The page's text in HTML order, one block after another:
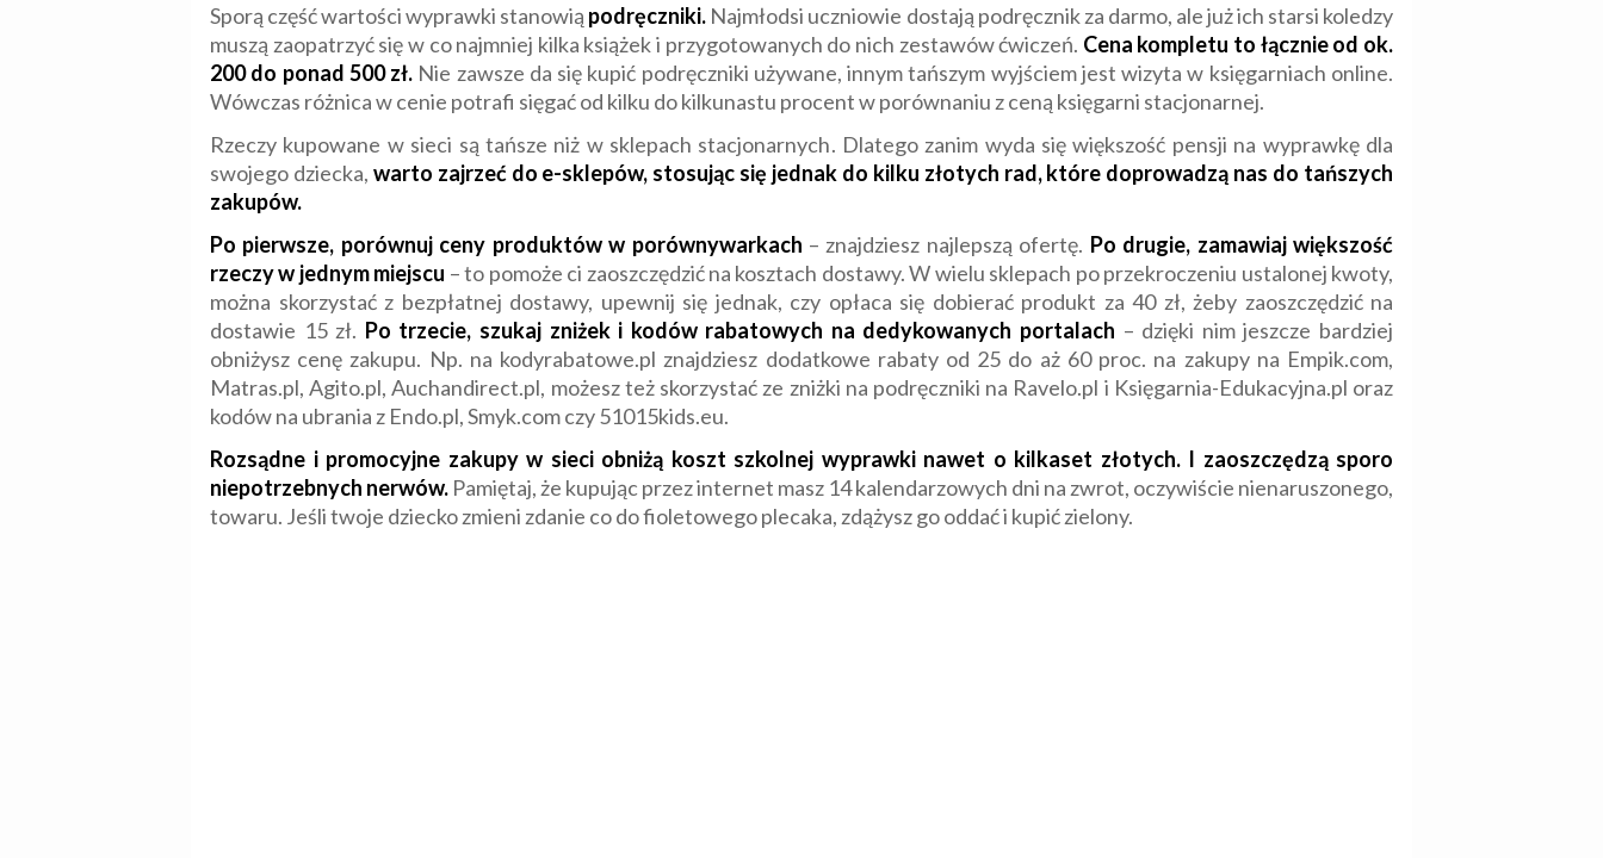
Sporą część wartości wyprawki stanowią podręczniki. Najmłodsi uczniowie dostają podręcznik za darmo, ale już ich starsi koledzy
muszą zaopatrzyć się w co najmniej kilka książek i przygotowanych do nich zestawów ćwiczeń. Cena kompletu to łącznie od ok.
200 do ponad 500 zł. Nie zawsze da się kupić podręczniki używane, innym tańszym wyjściem jest wizyta w księgarniach online.
Wówczas różnica w cenie potrafi sięgać od kilku do kilkunastu procent w porównaniu z ceną księgarni stacjonarnej.
Rzeczy kupowane w sieci są tańsze niż w sklepach stacjonarnych. Dlatego zanim wyda się większość pensji na wyprawkę dla
swojego dziecka, warto zajrzeć do e-sklepów, stosując się jednak do kilku złotych rad, które doprowadzą nas do tańszych
zakupów.
Po pierwsze, porównuj ceny produktów w porównywarkach – znajdziesz najlepszą ofertę. Po drugie, zamawiaj większość
rzeczy w jednym miejscu – to pomoże ci zaoszczędzić na kosztach dostawy. W wielu sklepach po przekroczeniu ustalonej kwoty,
można skorzystać z bezpłatnej dostawy, upewnij się jednak, czy opłaca się dobierać produkt za 40 zł, żeby zaoszczędzić na
dostawie 15 zł. Po trzecie, szukaj zniżek i kodów rabatowych na dedykowanych portalach – dzięki nim jeszcze bardziej
obniżysz cenę zakupu. Np. na kodyrabatowe.pl znajdziesz dodatkowe rabaty od 25 do aż 60 proc. na zakupy na Empik.com,
Matras.pl, Agito.pl, Auchandirect.pl, możesz też skorzystać ze zniżki na podręczniki na Ravelo.pl i Księgarnia-Edukacyjna.pl oraz
kodów na ubrania z Endo.pl, Smyk.com czy 51015kids.eu.
Rozsądne i promocyjne zakupy w sieci obniżą koszt szkolnej wyprawki nawet o kilkaset złotych. I zaoszczędzą sporo
niepotrzebnych nerwów. Pamiętaj, że kupując przez internet masz 14 kalendarzowych dni na zwrot, oczywiście nienaruszonego,
towaru. Jeśli twoje dziecko zmieni zdanie co do fioletowego plecaka, zdążysz go oddać i kupić zielony.